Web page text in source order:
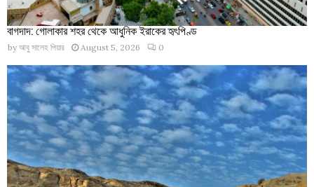
বাগদাদ: গোলাকার শহর থেকে আধুনিক ইরাকের হৃৎপিণ্ড
by আবু সালেহ পিয়ার August 5, 2026 0